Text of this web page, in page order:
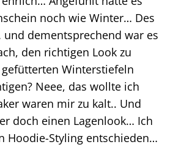
noch wie Winter… Des
dementsprechend war es
den richtigen Look zu
Winterstiefeln
Neee, das wollte ich
waren mir zu kalt.. Und
doch einen Lagenlook… Ich
Hoodie-Styling entschieden…